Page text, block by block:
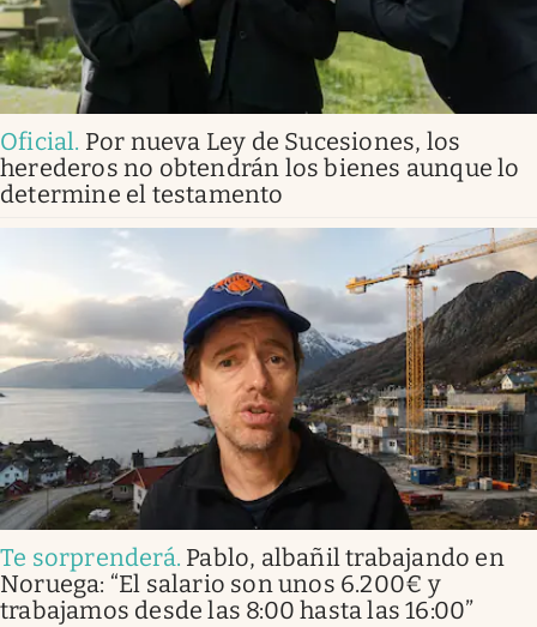
Oficial. Por nueva Ley de Sucesiones, los
herederos no obtendrán los bienes aunque lo
determine el testamento
Te sorprenderá. Pablo, albañil trabajando en
Noruega: “El salario son unos 6.200€ y
trabajamos desde las 8:00 hasta las 16:00”